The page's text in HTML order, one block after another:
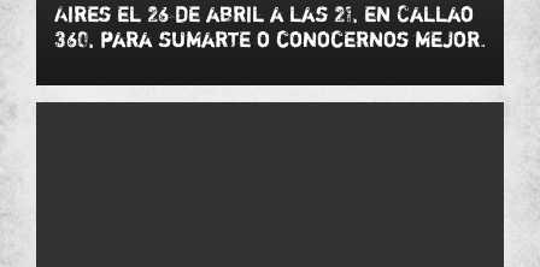
Aires el 26 de abril a las 21, en Callao
360, para sumarte o conocernos mejor.